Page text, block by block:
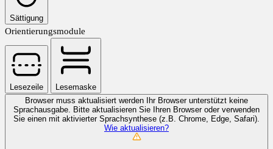
Sättigung
Orientierungsmodule
Lesezeile
Lesemaske
Browser muss aktualisiert werden
Ihr Browser unterstützt keine
Sprachausgabe. Bitte aktualisieren Sie Ihren Browser oder verwenden
Sie einen mit aktivierter Sprachsynthese (z.B. Chrome, Edge, Safari).
Wie aktualisieren?